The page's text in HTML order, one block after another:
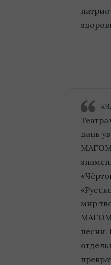
дань
мир
песни.